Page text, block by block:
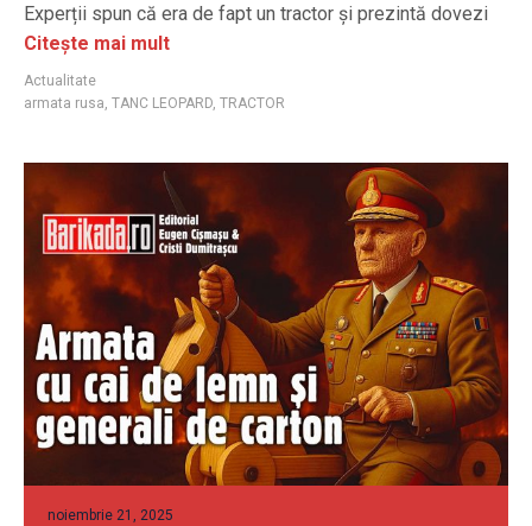
Experții spun că era de fapt un tractor și prezintă dovezi
Citește mai mult
Actualitate
armata rusa TANC LEOPARD TRACTOR
noiembrie 21, 2025